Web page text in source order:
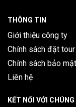
THÔNG TIN
Giới thiệu công ty
Chính sách đặt tour
Chính sách bảo mật
Liên hệ
KẾT NỐI VỚI CHÚNG